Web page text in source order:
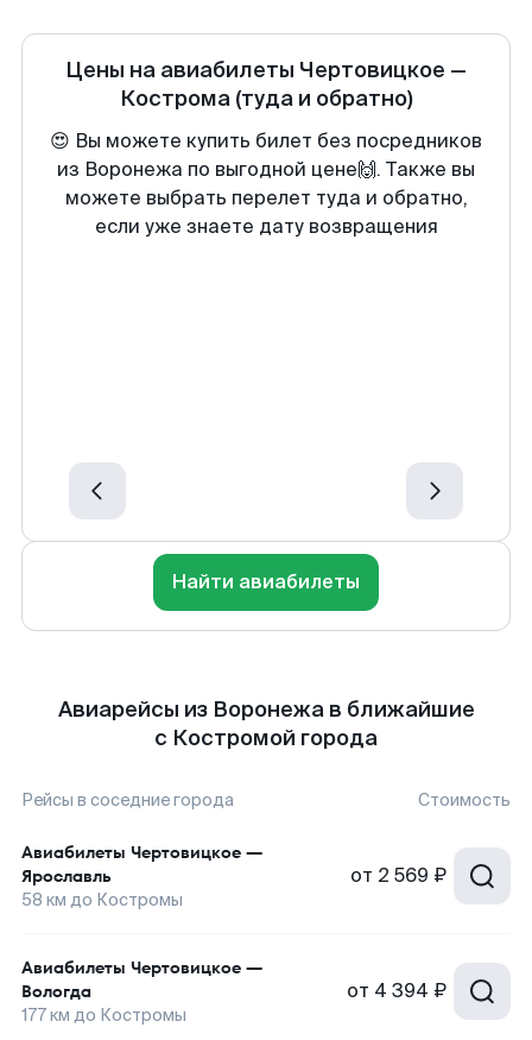
Цены на авиабилеты Чертовицкое —
Кострома (туда и обратно)
😍 Вы можете купить билет без посредников
из Воронежа по выгодной цене🙌. Также вы
можете выбрать перелет туда и обратно,
если уже знаете дату возвращения
Найти авиабилеты
Авиарейсы из Воронежа в ближайшие
с Костромой города
Рейсы в соседние города Стоимость
Авиабилеты Чертовицкое —
Ярославль
58 км до Костромы
от 2 569 ₽
Авиабилеты Чертовицкое —
Вологда
177км до Костромы
от 4 394 ₽